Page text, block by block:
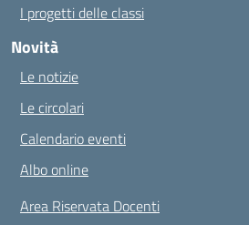
I progetti delle classi
Novità
Le notizie
Le circolari
Calendario eventi
Albo online
Area Riservata Docenti